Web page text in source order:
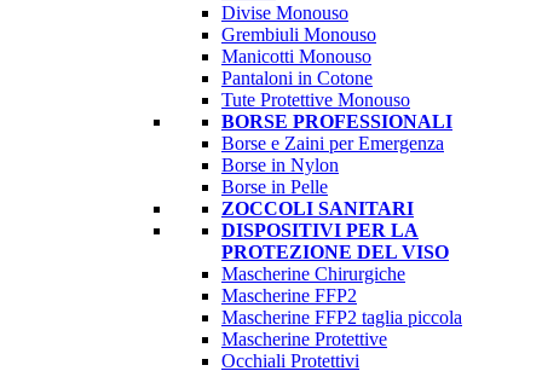
Divise Monouso
Grembiuli Monouso
Manicotti Monouso
Pantaloni in Cotone
Tute Protettive Monouso
BORSE PROFESSIONALI
Borse e Zaini per Emergenza
Borse in Nylon
Borse in Pelle
ZOCCOLI SANITARI
DISPOSITIVI PER LA
PROTEZIONE DEL VISO
Mascherine Chirurgiche
Mascherine FFP2
Mascherine FFP2 taglia piccola
Mascherine Protettive
Occhiali Protettivi